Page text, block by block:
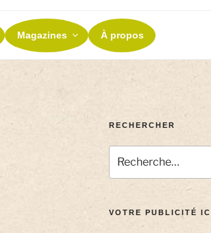
Magazines À propos
RECHERCHER
VOTRE PUBLICITÉ ICI